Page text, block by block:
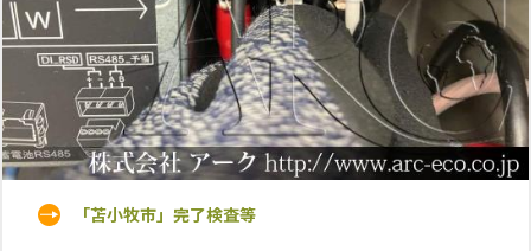
「苫小牧市」完了検査等